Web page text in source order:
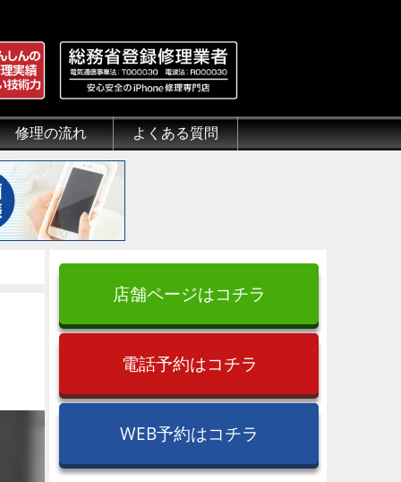
.jp
性いて
修理の流れ
来店修理の流れ
郵送修理の流れ
出張修理の流れ
よくある質問
よくある質問（iPhone修理）
よくある質問（郵送修理）
よくある質問（出張修理）
よくある質問（G-PACK）
店舗ページはコチラ
電話予約はコチラ
WEB予約はコチラ